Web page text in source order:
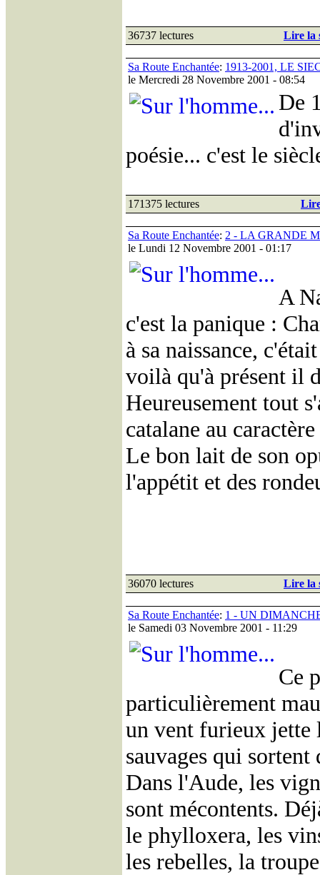
36737 lectures Lire la
Sa Route Enchantée: 1913-2001, LE
le Mercredi 28 Novembre 2001 - 08:54
De
poésie... c'est le
171375 lectures
Sa Route Enchantée: 2 - LA GRANDE
le Lundi 12 Novembre 2001 - 01:17
A
c'est la panique :
à sa naissance,
voilà qu'à présent il
Heureusement tout
catalane au
Le bon lait de son
l'appétit et des
36070 lectures Lire la
Sa Route Enchantée: 1 - UN
le Samedi 03 Novembre 2001 - 11:29
Ce
particulièrement
un vent furieux jette
sauvages qui
Dans l'Aude, les
sont mécontents.
le phylloxera, les
les rebelles, la